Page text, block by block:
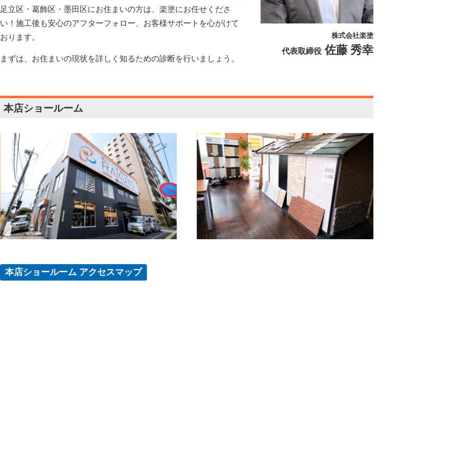
株式会社楽塗
代表取締役 佐藤 秀幸
足立区・葛飾区・墨田区にお住まいの方は、楽塗にお任せくださ
い！施工後も安心のアフターフォロー、お客様サポートを心がけて
おります。
まずは、お住まいの現状を詳しく知るための診断を行いましょう。
本店ショールーム
本店ショールーム アクセスマップ